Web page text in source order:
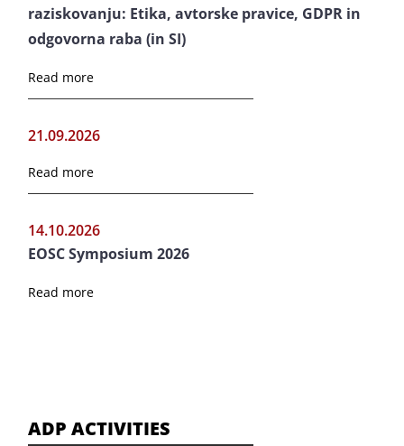
raziskovanju: Etika, avtorske pravice, GDPR in
odgovorna raba (in SI)
Read more
21.09.2026
Read more
14.10.2026
EOSC Symposium 2026
Read more
ADP ACTIVITIES